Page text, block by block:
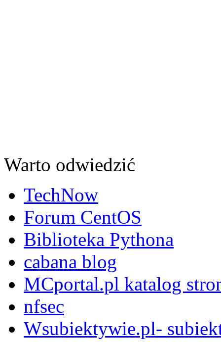
Warto odwiedzić
TechNow
Forum CentOS
Biblioteka Pythona
cabana blog
MCportal.pl katalog
nfsec
Wsubiektywie.pl-